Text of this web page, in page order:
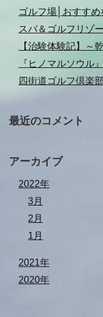
ゴルフ場│おすす
スパ＆ゴルフリゾ
【治験体験記】～
『ヒノマルソウル
四街道ゴルフ倶楽
最近のコメント
アーカイブ
2022年
3月
2月
1月
2021年
2020年